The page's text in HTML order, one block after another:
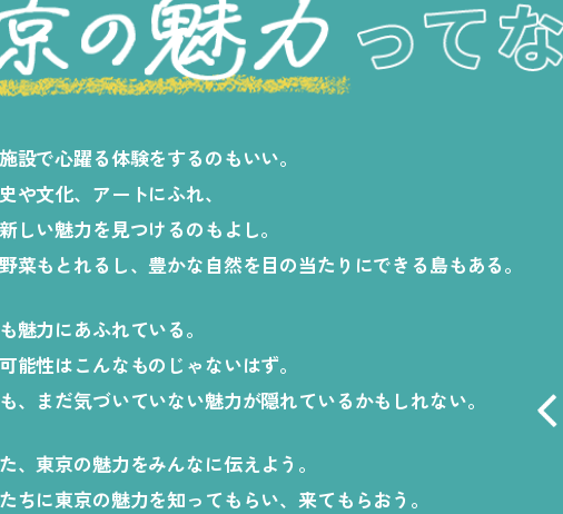
設で心躍る体験をするのもいい。
や文化、アートにふれ、
しい魅力を見つけるのもよし。
菜もとれるし、豊かな自然を目の当たりにできる島もある。
魅力にあふれている。
能性はこんなものじゃないはず。
、まだ気づいていない魅力が隠れているかもしれない。
、東京の魅力をみんなに伝えよう。
ちに東京の魅力を知ってもらい、来てもらおう。